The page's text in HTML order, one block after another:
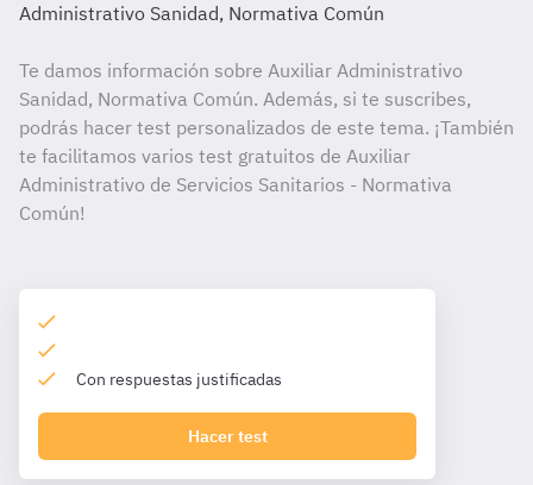
Administrativo Sanidad, Normativa Común
Te damos información sobre Auxiliar Administrativo
Sanidad, Normativa Común. Además, si te suscribes,
podrás hacer test personalizados de este tema. ¡También
te facilitamos varios test gratuitos de Auxiliar
Administrativo de Servicios Sanitarios - Normativa
Común!
Con respuestas justificadas
Hacer test